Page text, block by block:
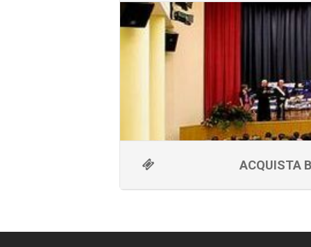
grado di fare cose eccezionali.
personale ed accattivante. In 80
maggiore, si avvicina al mondo
lavoro teatrale autobiografico con
fare superare gli ostacoli e far
Sabrina Iannece
Uno spettacolo unico che
illusione,
critica. Un successo di critica e
ACQUISTA